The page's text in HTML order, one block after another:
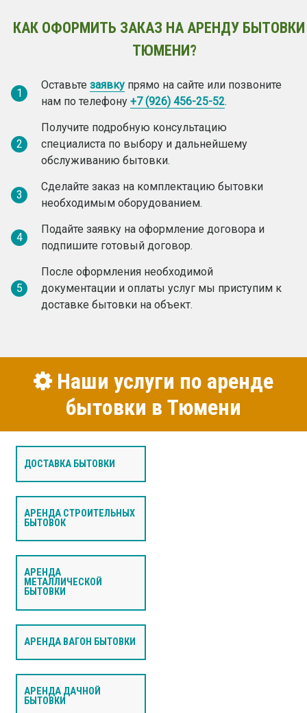
КАК ОФОРМИТЬ ЗАКАЗ НА АРЕНДУ БЫТОВКИ
ТЮМЕНИ?
1
Оставьте заявку прямо на сайте или позвоните
нам по телефону +7 (926) 456-25-52.
2
Получите подробную консультацию
специалиста по выбору и дальнейшему
обслуживанию бытовки.
3
Сделайте заказ на комплектацию бытовки
необходимым оборудованием.
4
Подайте заявку на оформление договора и
подпишите готовый договор.
5
После оформления необходимой
документации и оплаты услуг мы приступим к
доставке бытовки на объект.
Наши услуги по аренде
бытовки в Тюмени
ДОСТАВКА БЫТОВКИ
АРЕНДА СТРОИТЕЛЬНЫХ
БЫТОВОК
АРЕНДА
МЕТАЛЛИЧЕСКОЙ
БЫТОВКИ
АРЕНДА ВАГОН БЫТОВКИ
АРЕНДА ДАЧНОЙ
БЫТОВКИ